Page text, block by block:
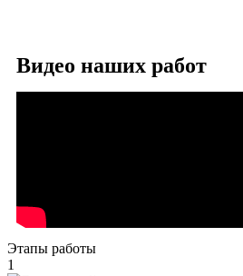
Видео наших работ
Этапы работы
1